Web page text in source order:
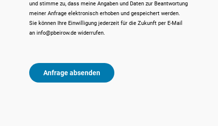
und stimme zu, dass meine Angaben und Daten zur Beantwortung
meiner Anfrage elektronisch erhoben und gespeichert werden.
Sie können Ihre Einwilligung jederzeit für die Zukunft per E-Mail
an info@pbeirow.de widerrufen.
Anfrage absenden